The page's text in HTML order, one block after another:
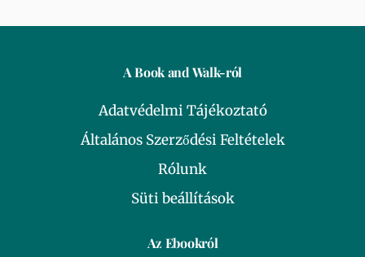
A Book and Walk-ról
Adatvédelmi Tájékoztató
Általános Szerződési Feltételek
Rólunk
Süti beállítások
Az Ebookról